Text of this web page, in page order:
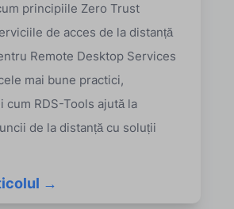
principiile Zero Trust
de acces de la distanță
Remote Desktop Services
mai bune practici,
cum RDS-Tools ajută la
de la distanță cu soluții
→